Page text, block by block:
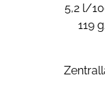
5,2 l/
119